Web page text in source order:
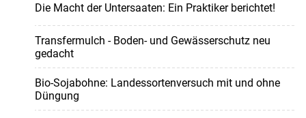
Die Macht der Untersaaten: Ein Praktiker berichtet!
Transfermulch - Boden- und Gewässerschutz neu
gedacht
Bio-Sojabohne: Landessortenversuch mit und ohne
Düngung